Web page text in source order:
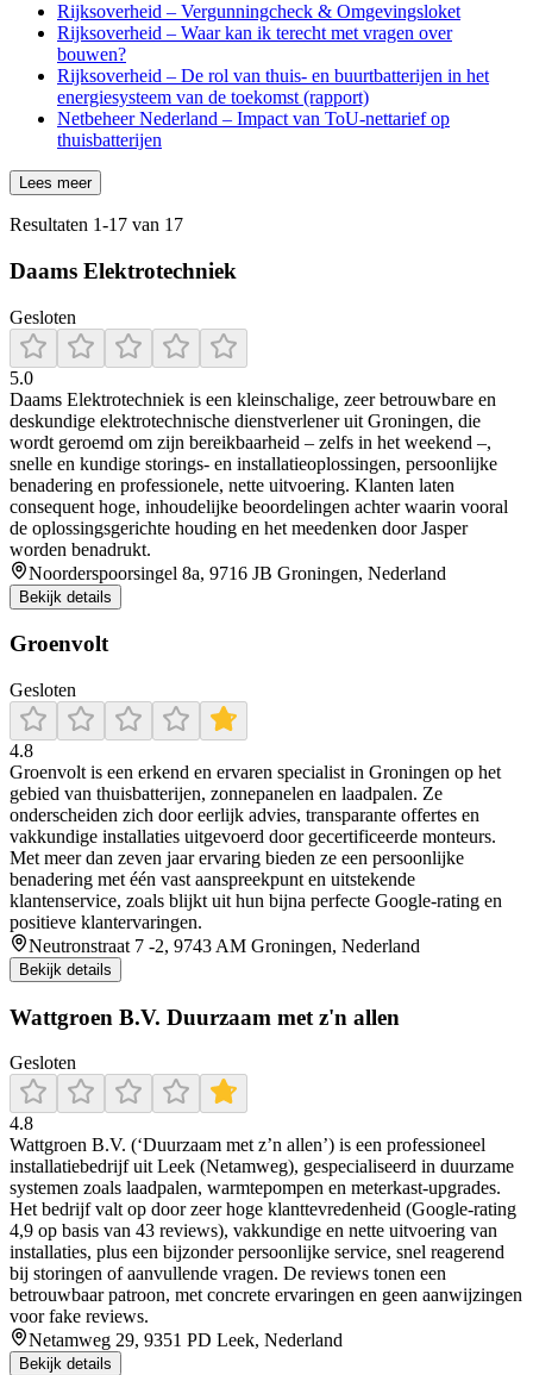
Rijksoverheid – Vergunningcheck & Omgevingsloket
Rijksoverheid – Waar kan ik terecht met vragen over
bouwen?
Rijksoverheid – De rol van thuis‑ en buurtbatterijen in het
energiesysteem van de toekomst (rapport)
Netbeheer Nederland – Impact van ToU-nettarief op
thuisbatterijen
Lees meer
Resultaten 1-17 van 17
Daams Elektrotechniek
Gesloten
5.0
Daams Elektrotechniek is een kleinschalige, zeer betrouwbare en
deskundige elektrotechnische dienstverlener uit Groningen, die
wordt geroemd om zijn bereikbaarheid – zelfs in het weekend –,
snelle en kundige storings‑ en installatieoplossingen, persoonlijke
benadering en professionele, nette uitvoering. Klanten laten
consequent hoge, inhoudelijke beoordelingen achter waarin vooral
de oplossingsgerichte houding en het meedenken door Jasper
worden benadrukt.
Noorderspoorsingel 8a, 9716 JB Groningen, Nederland
Bekijk details
Groenvolt
Gesloten
4.8
Groenvolt is een erkend en ervaren specialist in Groningen op het
gebied van thuisbatterijen, zonnepanelen en laadpalen. Ze
onderscheiden zich door eerlijk advies, transparante offertes en
vakkundige installaties uitgevoerd door gecertificeerde monteurs.
Met meer dan zeven jaar ervaring bieden ze een persoonlijke
benadering met één vast aanspreekpunt en uitstekende
klantenservice, zoals blijkt uit hun bijna perfecte Google-rating en
positieve klantervaringen.
Neutronstraat 7 -2, 9743 AM Groningen, Nederland
Bekijk details
Wattgroen B.V. Duurzaam met z'n allen
Gesloten
4.8
Wattgroen B.V. (‘Duurzaam met z’n allen’) is een professioneel
installatiebedrijf uit Leek (Netamweg), gespecialiseerd in duurzame
systemen zoals laadpalen, warmtepompen en meterkast-upgrades.
Het bedrijf valt op door zeer hoge klanttevredenheid (Google-rating
4,9 op basis van 43 reviews), vakkundige en nette uitvoering van
installaties, plus een bijzonder persoonlijke service, snel reagerend
bij storingen of aanvullende vragen. De reviews tonen een
betrouwbaar patroon, met concrete ervaringen en geen aanwijzingen
voor fake reviews.
Netamweg 29, 9351 PD Leek, Nederland
Bekijk details